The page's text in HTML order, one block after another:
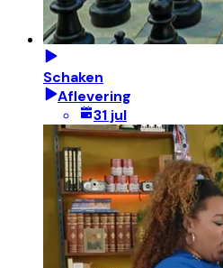
Schaken
Aflevering
31 jul